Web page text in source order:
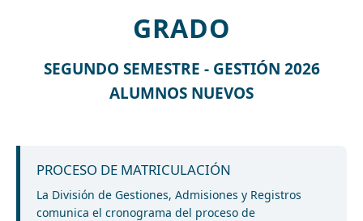
GRADO
SEGUNDO SEMESTRE - GESTIÓN 2026
ALUMNOS NUEVOS
PROCESO DE MATRICULACIÓN
La División de Gestiones, Admisiones y Registros
comunica el cronograma del proceso de